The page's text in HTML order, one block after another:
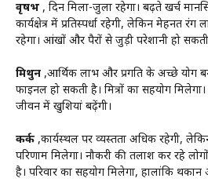
वृषभ , दिन मिला-जुला रहेगा। बढ़ते खर्च
कार्यक्षेत्र में प्रतिस्पर्धा रहेगी, लेकिन मेहनत
रहेगा। आंखों और पैरों से जुड़ी परेशानी हो
मिथुन ,आर्थिक लाभ और प्रगति के अच्छे योग
फाइनल हो सकती है। मित्रों का सहयोग
जीवन में खुशियां बढ़ेंगी।
कर्क ,कार्यस्थल पर व्यस्तता अधिक रहेगी,
परिणाम मिलेगा। नौकरी की तलाश कर रहे
है। परिवार का सहयोग मिलेगा, हालांकि